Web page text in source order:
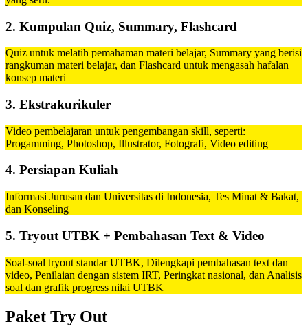
2. Kumpulan Quiz, Summary, Flashcard
Quiz untuk melatih pemahaman materi belajar, Summary yang berisi
rangkuman materi belajar, dan Flashcard untuk mengasah hafalan
konsep materi
3. Ekstrakurikuler
Video pembelajaran untuk pengembangan skill, seperti:
Progamming, Photoshop, Illustrator, Fotografi, Video editing
4. Persiapan Kuliah
Informasi Jurusan dan Universitas di Indonesia, Tes Minat & Bakat,
dan Konseling
5. Tryout UTBK + Pembahasan Text & Video
Soal-soal tryout standar UTBK, Dilengkapi pembahasan text dan
video, Penilaian dengan sistem IRT, Peringkat nasional, dan Analisis
soal dan grafik progress nilai UTBK
Paket Try Out